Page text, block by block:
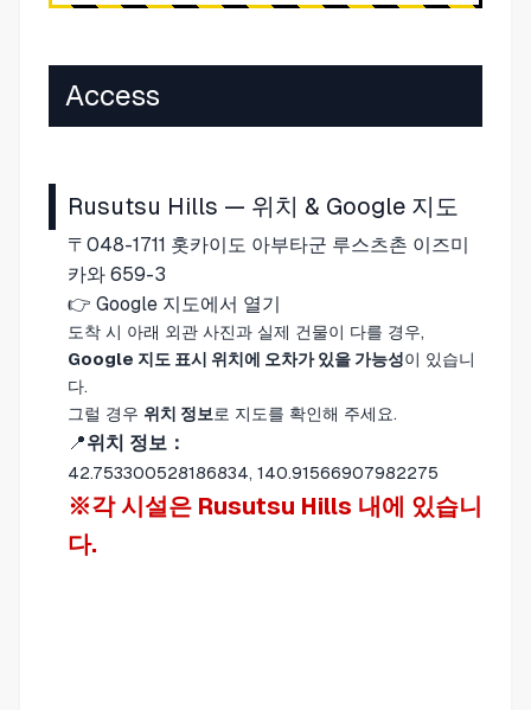
Access
Rusutsu Hills — 위치 & Google 지도
〒048-1711 홋카이도 아부타군 루스츠촌 이즈미
카와 659-3
👉 Google 지도에서 열기
도착 시 아래 외관 사진과 실제 건물이 다를 경우,
Google 지도 표시 위치에 오차가 있을 가능성이 있습니
다.
그럴 경우 위치 정보 로 지도를 확인해 주세요.
📍위치 정보：
42.753300528186834, 140.91566907982275
※각 시설은 Rusutsu Hills 내에 있습니
다.